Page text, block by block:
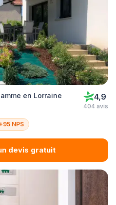
en Lorraine 4,9
404 avis
NPS
devis gratuit